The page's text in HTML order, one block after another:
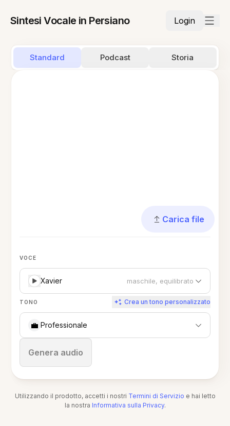
Sintesi Vocale in Persiano Login
Standard Podcast Storia
Carica file
VOCE
Xavier maschile, equilibrato
TONO Crea un tono personalizzato
💼 Professionale
Genera audio
Ferma
Utilizzando il prodotto, accetti i nostri Termini di Servizio e hai letto
la nostra Informativa sulla Privacy.